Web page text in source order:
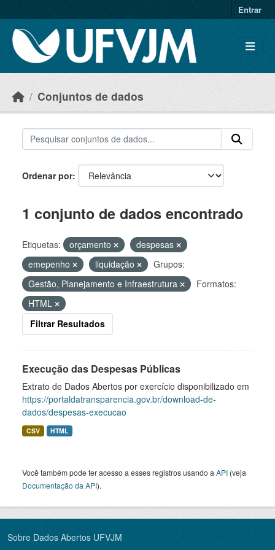
Entrar
Conjuntos de dados
Ordenar por
1 conjunto de dados encontrado
Etiquetas: orçamento
despesas
emepenho
liquidação
Grupos:
Gestão, Planejamento e Infraestrutura
Formatos:
HTML
Filtrar Resultados
Execução das Despesas Públicas
Extrato de Dados Abertos por exercício disponibilizado em
https://portaldatransparencia.gov.br/download-de-
dados/despesas-execucao
CSV HTML
Você também pode ter acesso a esses registros usando a API (veja
Documentação da API).
Sobre Dados Abertos UFVJM